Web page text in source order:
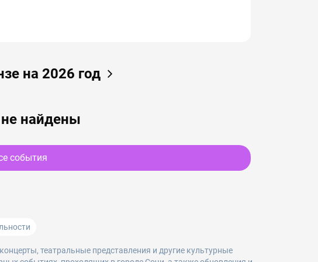
на 2026 год
найдены
события
театральные представления и другие культурные